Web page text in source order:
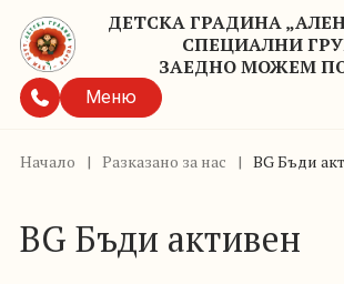
ДЕТСКА ГРАДИНА
СПЕЦИАЛНИ
ЗАЕДНО МОЖЕМ
Меню
Начало | Разказано за нас | BG Бъди
BG Бъди активен